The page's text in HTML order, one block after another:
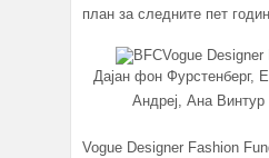
план за следните пет
Дајан фон Фурстенберг,
Андреј, Ана
Vogue Designer Fashion